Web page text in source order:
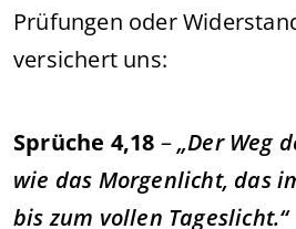
Prüfungen oder
versichert uns:
Sprüche 4,18 –„Der Weg
wie das Morgenlicht, das
bis zum vollen Tageslicht.“